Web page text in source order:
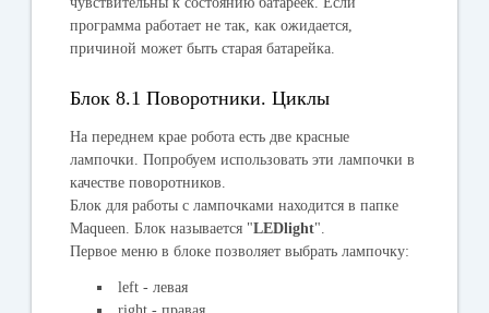
программа работает не так, как ожидается,
причиной может быть старая батарейка.
Блок 8.1 Поворотники. Циклы
На переднем крае робота есть две красные
лампочки. Попробуем использовать эти лампочки в
качестве поворотников.
Блок для работы с лампочками находится в папке
Maqueen . Блок называется "LEDlight".
Первое меню в блоке позволяет выбрать лампочку:
left - левая